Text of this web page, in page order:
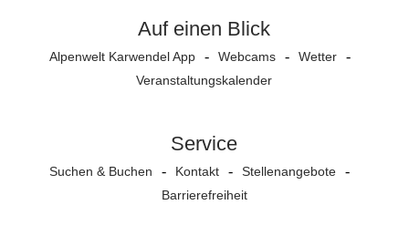
Auf einen Blick
Alpenwelt Karwendel App Webcams
Wetter
Veranstaltungs­kalender
Service
Suchen & Buchen Kontakt
Stellenangebote
Barrierefreiheit